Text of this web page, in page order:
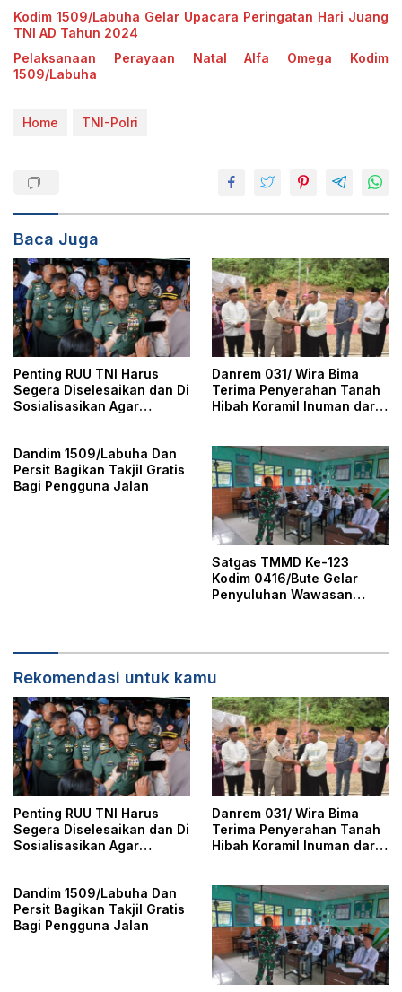
Kodim 1509/Labuha Gelar Upacara Peringatan Hari Juang
TNI AD Tahun 2024
Pelaksanaan Perayaan Natal Alfa Omega Kodim
1509/Labuha
Home TNI-Polri
Baca Juga
Penting RUU TNI Harus
Segera Diselesaikan dan Di
Sosialisasikan Agar
Danrem 031/ Wira Bima
Terima Penyerahan Tanah
Hibah Koramil Inuman dari
Dandim 1509/Labuha Dan
Persit Bagikan Takjil Gratis
Bagi Pengguna Jalan
Satgas TMMD Ke-123
Kodim 0416/Bute Gelar
Penyuluhan Wawasan
Rekomendasi untuk kamu
Penting RUU TNI Harus
Segera Diselesaikan dan Di
Sosialisasikan Agar
Danrem 031/ Wira Bima
Terima Penyerahan Tanah
Hibah Koramil Inuman dari
Dandim 1509/Labuha Dan
Persit Bagikan Takjil Gratis
Bagi Pengguna Jalan